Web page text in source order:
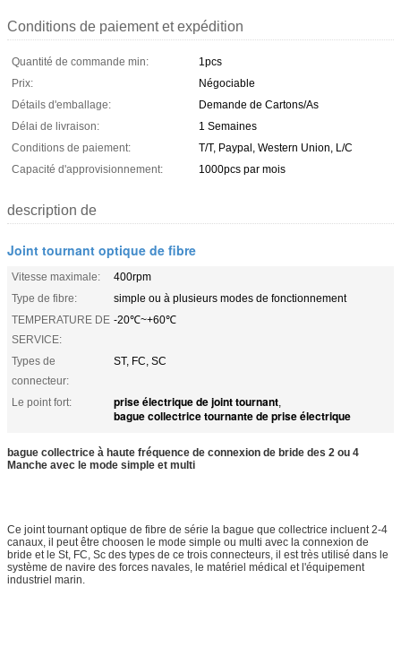
Conditions de paiement et expédition
Quantité de commande min:
1pcs
Prix:
Négociable
Détails d'emballage:
Demande de Cartons/As
Délai de livraison:
1 Semaines
Conditions de paiement:
T/T, Paypal, Western Union, L/C
Capacité d'approvisionnement:
1000pcs par mois
description de
Joint tournant optique de fibre
Vitesse maximale:
400rpm
Type de fibre:
simple ou à plusieurs modes de fonctionnement
TEMPERATURE DE
SERVICE:
-20℃~+60℃
Types de
connecteur:
ST, FC, SC
Le point fort: prise électrique de joint tournant,
bague collectrice tournante de prise électrique
bague collectrice à haute fréquence de connexion de bride des 2 ou 4
Manche avec le mode simple et multi
Ce joint tournant optique de fibre de série la bague que collectrice incluent 2-4
canaux, il peut être choosen le mode simple ou multi avec la connexion de
bride et le St, FC, Sc des types de ce trois connecteurs, il est très utilisé dans le
système de navire des forces navales, le matériel médical et l'équipement
industriel marin.